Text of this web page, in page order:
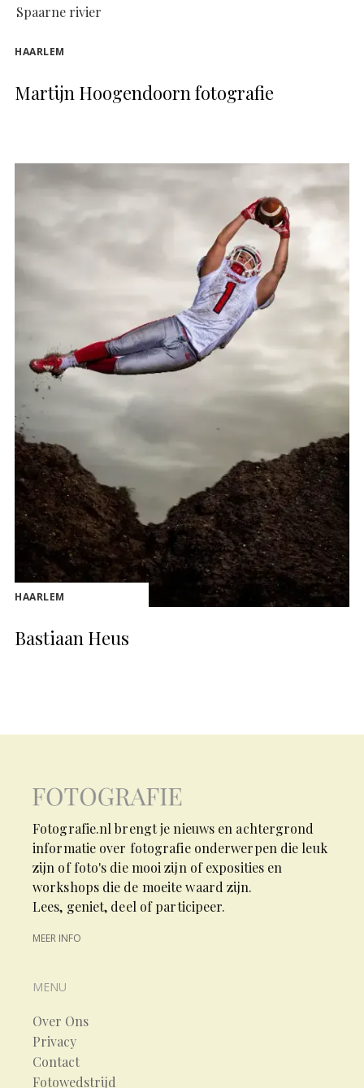
Spaarne rivier
HAARLEM
Martijn Hoogendoorn fotografie
HAARLEM
Bastiaan Heus
Fotografie.nl brengt je nieuws en achtergrond
informatie over fotografie onderwerpen die leuk
zijn of foto's die mooi zijn of exposities en
workshops die de moeite waard zijn.
Lees, geniet, deel of participeer.
MEER INFO
MENU
Over Ons
Privacy
Contact
Fotowedstrijd